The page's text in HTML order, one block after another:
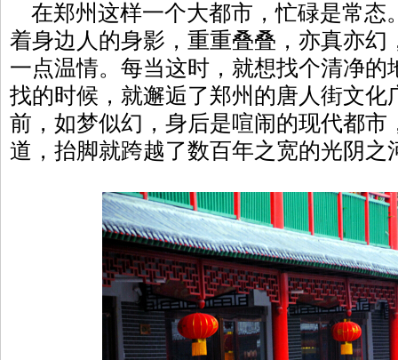
在郑州这样一个大都市，忙碌是常态
着身边人的身影，重重叠叠，亦真亦幻
一点温情。每当这时，就想找个清净的
找的时候，就邂逅了郑州的唐人街文化
前，如梦似幻，身后是喧闹的现代都市
道，抬脚就跨越了数百年之宽的光阴之